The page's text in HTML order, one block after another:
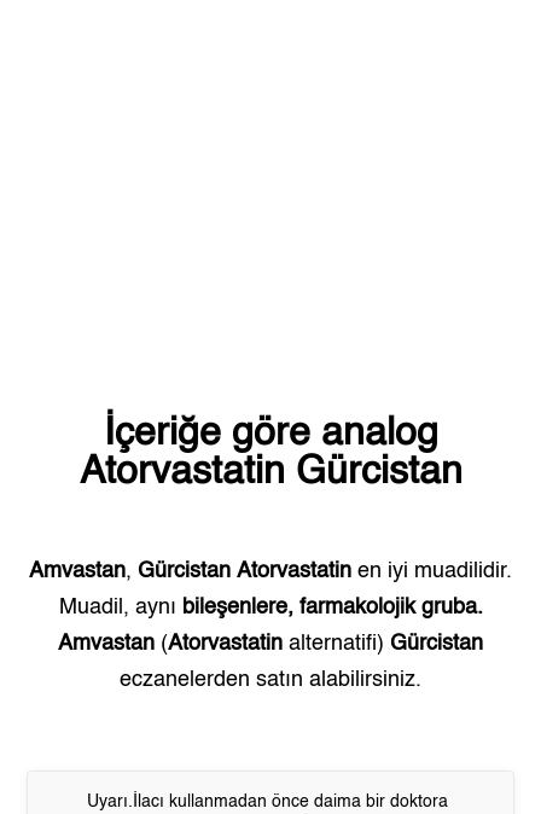
İçeriğe göre analog
Atorvastatin Gürcistan
Amvastan, Gürcistan Atorvastatin en iyi muadilidir.
Muadil, aynı bileşenlere, farmakolojik gruba.
Amvastan (Atorvastatin alternatifi) Gürcistan
eczanelerden satın alabilirsiniz.
Uyarı.İlacı kullanmadan önce daima bir doktora